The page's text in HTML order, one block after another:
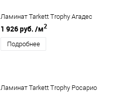
Ламинат Tarkett Trophy Агадес
1 926 руб. /м2
Подробнее
Ламинат Tarkett Trophy Росарио